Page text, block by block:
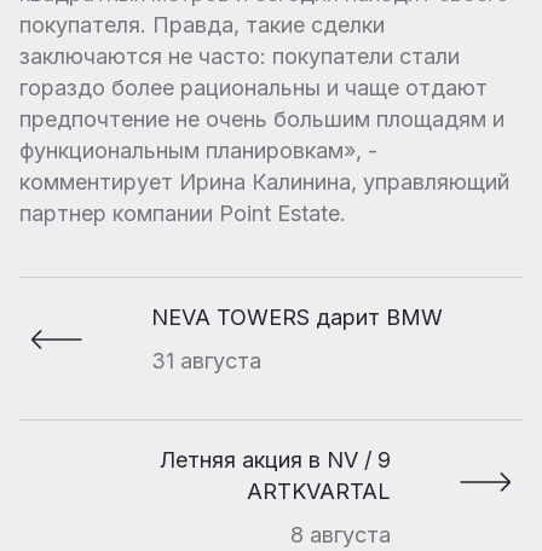
покупателя. Правда, такие сделки
заключаются не часто: покупатели стали
гораздо более рациональны и чаще отдают
предпочтение не очень большим площадям и
функциональным планировкам», -
комментирует Ирина Калинина, управляющий
партнер компании Point Estate.
NEVA TOWERS дарит BMW
31 августа
Летняя акция в NV / 9
ARTKVARTAL
8 августа